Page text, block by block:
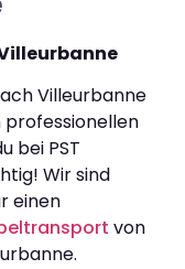
Villeurbanne
professionellen
bei PST
Wir sind
einen
von